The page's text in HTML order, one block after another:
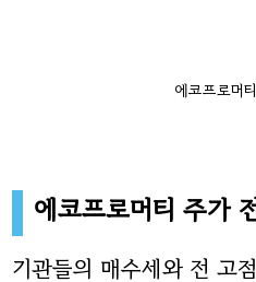
에코프로머
에코프로머티 주가
기관들의 매수세와 전 고